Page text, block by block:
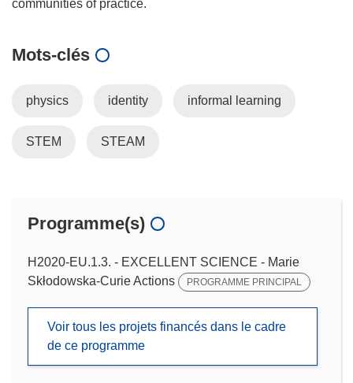
Mots‑clés
physics identity informal learning
STEM STEAM
Programme(s)
H2020-EU.1.3. - EXCELLENT SCIENCE - Marie
Skłodowska-Curie Actions
PROGRAMME PRINCIPAL
Voir tous les projets financés dans le cadre
de ce programme